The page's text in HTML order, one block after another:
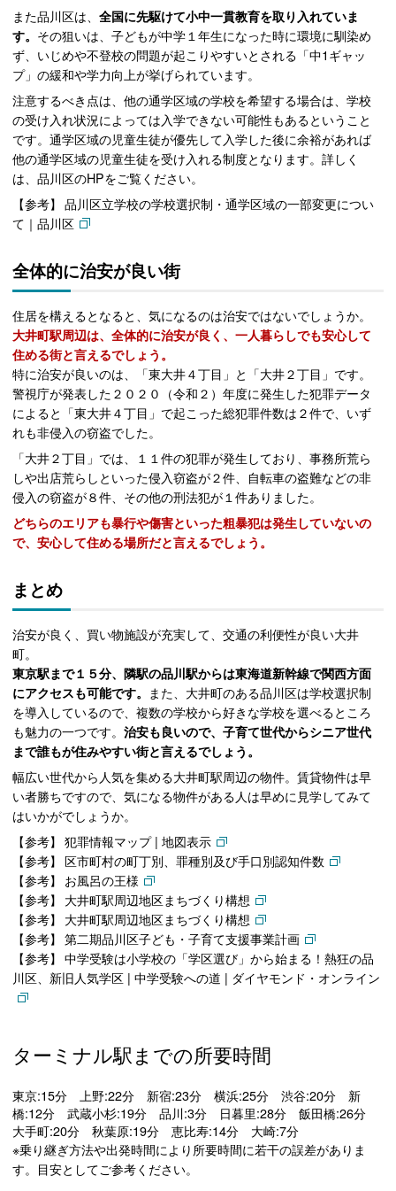
また品川区は、全国に先駆けて小中一貫教育を取り入れていま
す。 その狙いは、子どもが中学１年生になった時に環境に馴染め
ず、いじめや不登校の問題が起こりやすいとされる「中1ギャッ
プ」の緩和や学力向上が挙げられています。
注意するべき点は、他の通学区域の学校を希望する場合は、学校
の受け入れ状況によっては入学できない可能性もあるということ
です。通学区域の児童生徒が優先して入学した後に余裕があれば
他の通学区域の児童生徒を受け入れる制度となります。詳しく
は、品川区のHPをご覧ください。
参考
品川区立学校の学校選択制・通学区域の一部変更につい
て｜品川区
全体的に治安が良い街
住居を構えるとなると、気になるのは治安ではないでしょうか。
大井町駅周辺は、全体的に治安が良く、一人暮らしでも安心して
住める街と言えるでしょう。
特に治安が良いのは、「東大井４丁目」と「大井２丁目」です。
警視庁が発表した２０２０（令和２）年度に発生した犯罪データ
によると「東大井４丁目」で起こった総犯罪件数は２件で、いず
れも非侵入の窃盗でした。
「大井２丁目」では、１１件の犯罪が発生しており、事務所荒ら
しや出店荒らしといった侵入窃盗が２件、自転車の盗難などの非
侵入の窃盗が８件、その他の刑法犯が１件ありました。
どちらのエリアも暴行や傷害といった粗暴犯は発生していないの
で、安心して住める場所だと言えるでしょう。
まとめ
治安が良く、買い物施設が充実して、交通の利便性が良い大井
町。
東京駅まで１５分、隣駅の品川駅からは東海道新幹線で関西方面
にアクセスも可能です。 また、大井町のある品川区は学校選択制
を導入しているので、複数の学校から好きな学校を選べるところ
も魅力の一つです。治安も良いので、子育て世代からシニア世代
まで誰もが住みやすい街と言えるでしょう。
幅広い世代から人気を集める大井町駅周辺の物件。賃貸物件は早
い者勝ちですので、気になる物件がある人は早めに見学してみて
はいかがでしょうか。
参考
犯罪情報マップ | 地図表示
参考
区市町村の町丁別、罪種別及び手口別認知件数
参考
お風呂の王様
参考
大井町駅周辺地区まちづくり構想
参考
大井町駅周辺地区まちづくり構想
参考
第二期品川区子ども・子育て支援事業計画
参考
中学受験は小学校の「学区選び」から始まる！熱狂の品
川区、新旧人気学区 | 中学受験への道 | ダイヤモンド・オンライン
ターミナル駅までの所要時間
東京:15分 上野:22分 新宿:23分 横浜:25分 渋谷:20分 新
橋:12分 武蔵小杉:19分 品川:3分 日暮里:28分 飯田橋:26分
大手町:20分 秋葉原:19分 恵比寿:14分 大崎:7分
※乗り継ぎ方法や出発時間により所要時間に若干の誤差がありま
す。目安としてご参考ください。